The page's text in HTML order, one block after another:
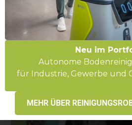
Neu im
Autonome
für Industrie, Gewerbe und
MEHR ÜBER